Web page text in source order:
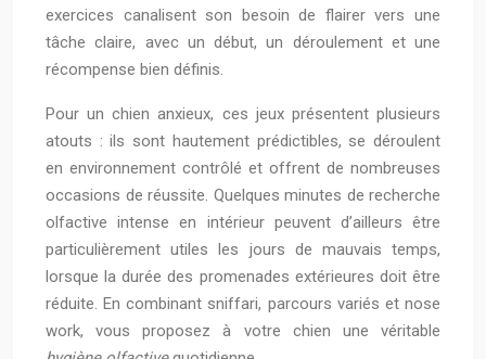
exercices canalisent son besoin de flairer vers une
tâche claire, avec un début, un déroulement et une
récompense bien définis.
Pour un chien anxieux, ces jeux présentent plusieurs
atouts : ils sont hautement prédictibles, se déroulent
en environnement contrôlé et offrent de nombreuses
occasions de réussite. Quelques minutes de recherche
olfactive intense en intérieur peuvent d’ailleurs être
particulièrement utiles les jours de mauvais temps,
lorsque la durée des promenades extérieures doit être
réduite. En combinant sniffari, parcours variés et nose
work, vous proposez à votre chien une véritable